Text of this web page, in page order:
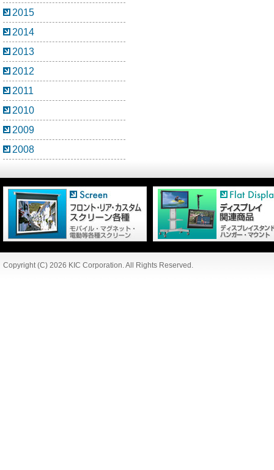
2015
2014
2013
2012
2011
2010
2009
2008
Copyright (C) 2026 KIC Corporation. All Rights Reserved.